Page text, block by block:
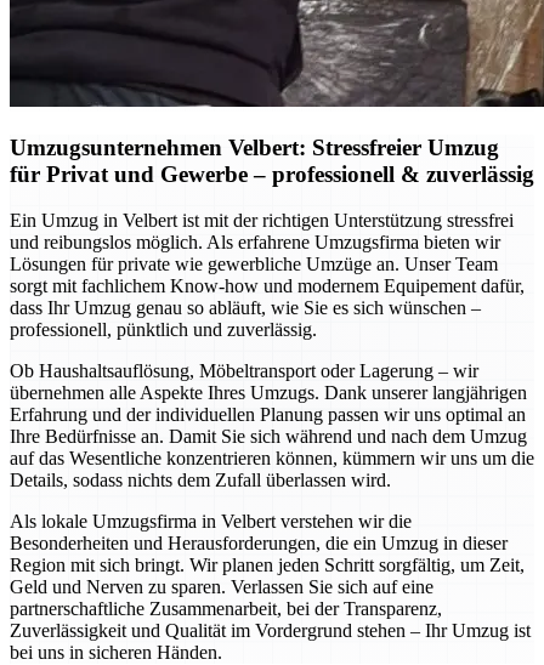
Umzugsunternehmen Velbert: Stressfreier Umzug
für Privat und Gewerbe – professionell & zuverlässig
Ein Umzug in Velbert ist mit der richtigen Unterstützung stressfrei
und reibungslos möglich. Als erfahrene Umzugsfirma bieten wir
Lösungen für private wie gewerbliche Umzüge an. Unser Team
sorgt mit fachlichem Know-how und modernem Equipement dafür,
dass Ihr Umzug genau so abläuft, wie Sie es sich wünschen –
professionell, pünktlich und zuverlässig.
Ob Haushaltsauflösung, Möbeltransport oder Lagerung – wir
übernehmen alle Aspekte Ihres Umzugs. Dank unserer langjährigen
Erfahrung und der individuellen Planung passen wir uns optimal an
Ihre Bedürfnisse an. Damit Sie sich während und nach dem Umzug
auf das Wesentliche konzentrieren können, kümmern wir uns um die
Details, sodass nichts dem Zufall überlassen wird.
Als lokale Umzugsfirma in Velbert verstehen wir die
Besonderheiten und Herausforderungen, die ein Umzug in dieser
Region mit sich bringt. Wir planen jeden Schritt sorgfältig, um Zeit,
Geld und Nerven zu sparen. Verlassen Sie sich auf eine
partnerschaftliche Zusammenarbeit, bei der Transparenz,
Zuverlässigkeit und Qualität im Vordergrund stehen – Ihr Umzug ist
bei uns in sicheren Händen.